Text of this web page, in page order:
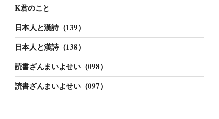
K君のこと
日本人と漢詩（139）
日本人と漢詩（138）
読書ざんまいよせい（098）
読書ざんまいよせい（097）